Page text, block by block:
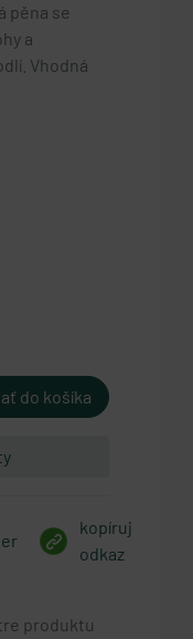
pěna se
a
Vhodná
kopíruj
odkaz
produktu